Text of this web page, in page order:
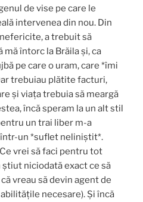
de vise pe care le
intervenea din nou. Din
a trebuit să
întorc la Brăila și, ca
pe care o uram, care *îmi
trebuiau plătite facturi,
și viața trebuia să meargă
încă speram la un alt stil
un trai liber m-a
un *suflet neliniștit*.
vrei să faci pentru tot
niciodată exact ce să
vreau să devin agent de
necesare). Și încă